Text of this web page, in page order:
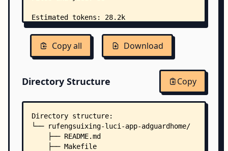
Copy all Download
Directory Structure Copy
Directory structure:
└── rufengsuixing-luci-app-adguardhome/
    ├── README.md
    ├── Makefile